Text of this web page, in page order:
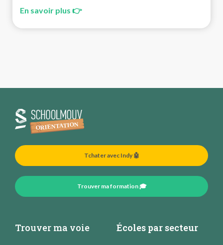
En savoir plus 👉
Tchater avec Indy 🤖
Trouver ma formation 🎓
Trouver ma voie Écoles par secteur